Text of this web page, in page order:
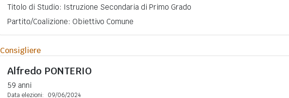
Titolo di Studio: Istruzione Secondaria di Primo Grado
Partito/Coalizione: Obiettivo Comune
Consigliere
Alfredo PONTERIO
59 anni
Data elezioni: 09/06/2024